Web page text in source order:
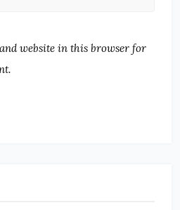
website in this browser for